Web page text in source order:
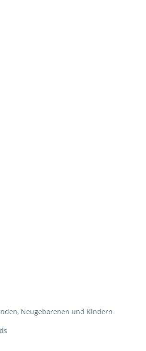
Neugeborenen und Kindern